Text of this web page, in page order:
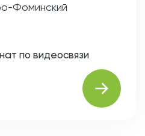
Фоминский
по видеосвязи